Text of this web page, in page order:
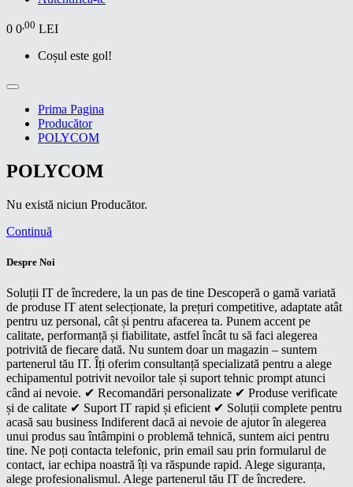
0 0,00 LEI
Coșul este gol!
Prima Pagina
Producător
POLYCOM
POLYCOM
Nu există niciun Producător.
Continuă
Despre Noi
Soluții IT de încredere, la un pas de tine Descoperă o gamă variată
de produse IT atent selecționate, la prețuri competitive, adaptate atât
pentru uz personal, cât și pentru afacerea ta. Punem accent pe
calitate, performanță și fiabilitate, astfel încât tu să faci alegerea
potrivită de fiecare dată. Nu suntem doar un magazin – suntem
partenerul tău IT. Îți oferim consultanță specializată pentru a alege
echipamentul potrivit nevoilor tale și suport tehnic prompt atunci
când ai nevoie. ✔ Recomandări personalizate ✔ Produse verificate
și de calitate ✔ Suport IT rapid și eficient ✔ Soluții complete pentru
acasă sau business Indiferent dacă ai nevoie de ajutor în alegerea
unui produs sau întâmpini o problemă tehnică, suntem aici pentru
tine. Ne poți contacta telefonic, prin email sau prin formularul de
contact, iar echipa noastră îți va răspunde rapid. Alege siguranța,
alege profesionalismul. Alege partenerul tău IT de încredere.